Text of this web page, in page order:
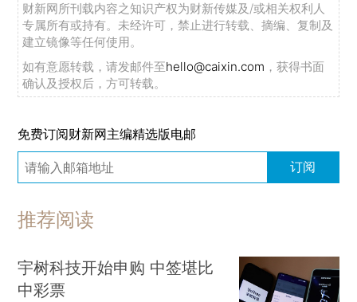
财新网所刊载内容之知识产权为财新传媒及/或相关权利人
专属所有或持有。未经许可，禁止进行转载、摘编、复制及
建立镜像等任何使用。
如有意愿转载，请发邮件至hello@caixin.com ，获得书面
确认及授权后，方可转载。
免费订阅财新网主编精选版电邮
订阅
推荐阅读
宇树科技开始申购 中签堪比
中彩票